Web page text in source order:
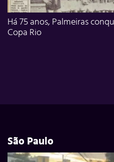
Há 75 anos, Palmeiras
Copa Rio
São Paulo